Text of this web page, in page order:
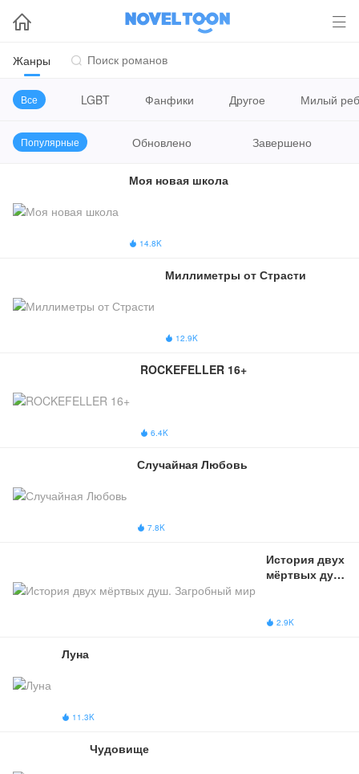
 
Жанры 
Все LGBT Фанфики Другое Милый
Популярные Обновлено Завершено
Моя новая школа
 14.8K
Миллиметры от Страсти
 12.9K
ROCKEFELLER 16+
 6.4K
Случайная Любовь
 7.8K
История двух
мёртвых душ.
 2.9K
Луна
 11.3K
Чудовище